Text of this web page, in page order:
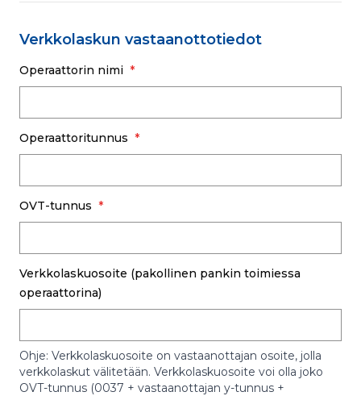
Verkkolaskun vastaanottotiedot
Operaattorin nimi
Operaattoritunnus
OVT-tunnus
Verkkolaskuosoite (pakollinen pankin toimiessa
operaattorina)
Ohje: Verkkolaskuosoite on vastaanottajan osoite, jolla
verkkolaskut välitetään. Verkkolaskuosoite voi olla joko
OVT-tunnus (0037 + vastaanottajan y-tunnus +